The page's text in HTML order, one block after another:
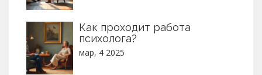
Как проходит работа
психолога?
мар, 4 2025